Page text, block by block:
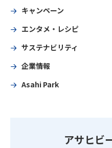
キャンペーン
エンタメ・レシピ
サステナビリティ
企業情報
Asahi Park
アサヒビ